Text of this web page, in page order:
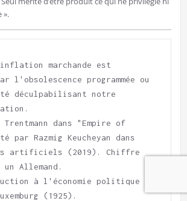
».
marchande est
l'obsolescence programmée ou
déculpabilisant notre
Trentmann dans "Empire of
par Razmig Keucheyan dans
artificiels (2019). Chiffre
à l'économie politique